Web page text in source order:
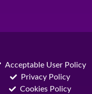
Acceptable User Policy
Privacy Policy
Cookies Policy